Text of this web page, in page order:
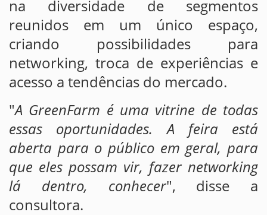
na diversidade de segmentos
reunidos em um único espaço,
criando possibilidades para
networking, troca de experiências e
acesso a tendências do mercado.
"A GreenFarm é uma vitrine de todas
essas oportunidades. A feira está
aberta para o público em geral, para
que eles possam vir, fazer networking
lá dentro, conhecer", disse a
consultora.